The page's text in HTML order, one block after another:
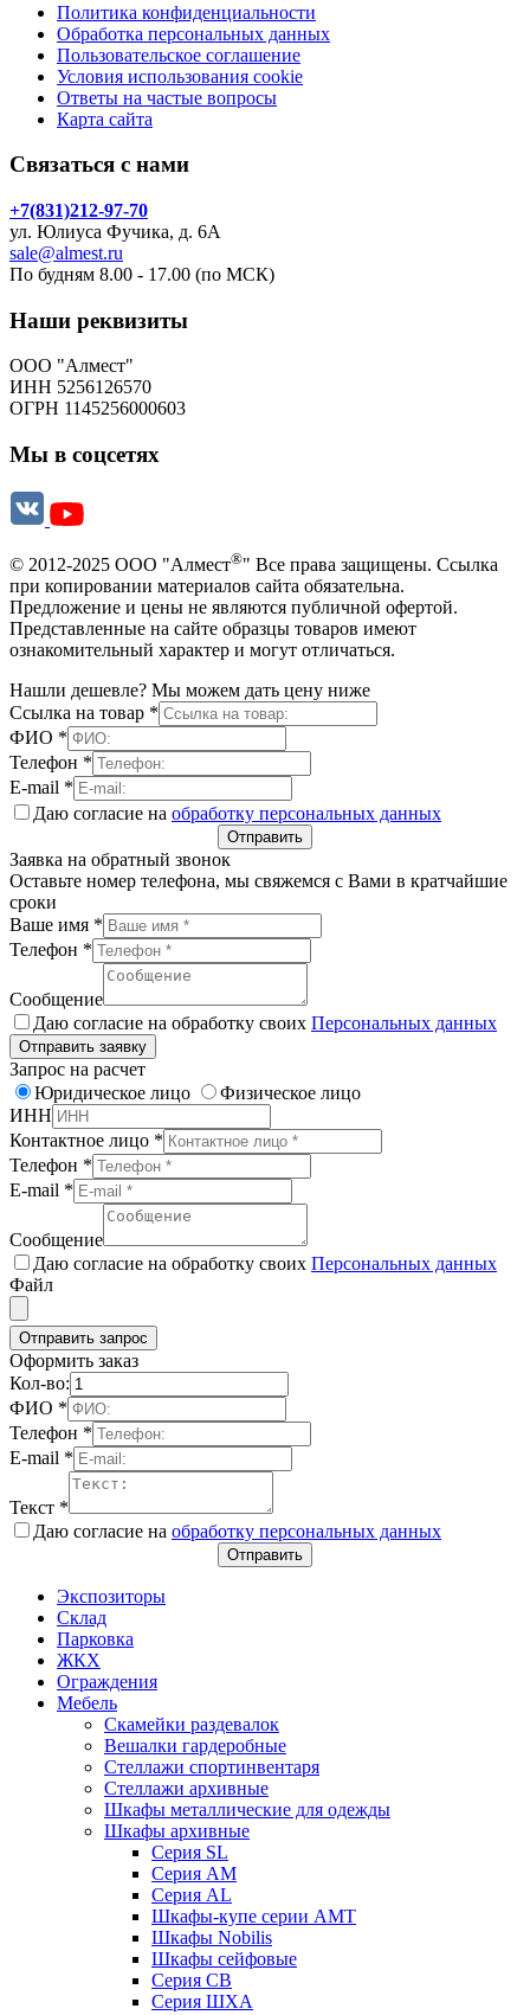
Политика конфиденциальности
Обработка персональных данных
Пользовательское соглашение
Условия использования cookie
Ответы на частые вопросы
Карта сайта
Связаться с нами
+7(831)212-97-70
ул. Юлиуса Фучика, д. 6А
sale@almest.ru
По будням 8.00 - 17.00 (по МСК)
Наши реквизиты
ООО "Алмест"
ИНН 5256126570
ОГРН 1145256000603
Мы в соцсетях
© 2012-2025 ООО "Алмест®" Все права защищены. Ссылка
при копировании материалов сайта обязательна.
Предложение и цены не являются публичной офертой.
Представленные на сайте образцы товаров имеют
ознакомительный характер и могут отличаться.
Нашли дешевле? Мы можем дать цену ниже
Ссылка на товар *
ФИО *
Телефон *
E-mail *
Даю согласие на обработку персональных данных
Отправить
Заявка на обратный звонок
Оставьте номер телефона, мы свяжемся с Вами в кратчайшие
сроки
Ваше имя *
Телефон *
Сообщение
Даю согласие на обработку своих Персональных данных
Отправить заявку
Запрос на расчет
Юридическое лицо
Физическое лицо
ИНН
Контактное лицо *
Телефон *
E-mail *
Сообщение
Даю согласие на обработку своих Персональных данных
Файл
Отправить запрос
Оформить заказ
Кол-во:
ФИО *
Телефон *
E-mail *
Текст *
Даю согласие на обработку персональных данных
Отправить
Экспозиторы
Склад
Парковка
ЖКХ
Ограждения
Мебель
Скамейки раздевалок
Вешалки гардеробные
Стеллажи спортинвентаря
Стеллажи архивные
Шкафы металлические для одежды
Шкафы архивные
Серия SL
Серия АМ
Серия AL
Шкафы-купе серии AMT
Шкафы Nobilis
Шкафы сейфовые
Серия СВ
Серия ШХА